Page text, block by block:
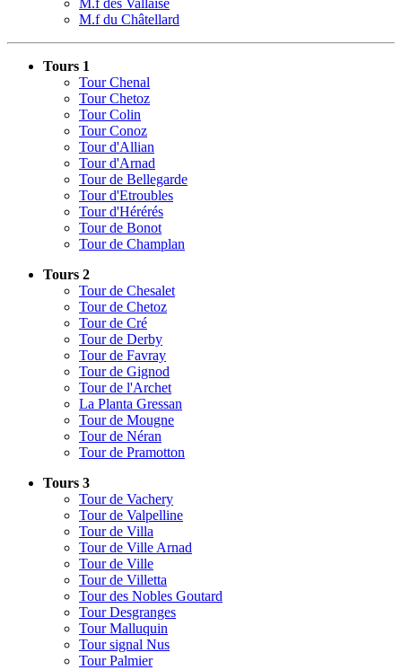
M.f des Vallaise
M.f du Châtellard
Tours 1
Tour Chenal
Tour Chetoz
Tour Colin
Tour Conoz
Tour d'Allian
Tour d'Arnad
Tour de Bellegarde
Tour d'Etroubles
Tour d'Hérérés
Tour de Bonot
Tour de Champlan
Tours 2
Tour de Chesalet
Tour de Chetoz
Tour de Cré
Tour de Derby
Tour de Favray
Tour de Gignod
Tour de l'Archet
La Planta Gressan
Tour de Mougne
Tour de Néran
Tour de Pramotton
Tours 3
Tour de Vachery
Tour de Valpelline
Tour de Villa
Tour de Ville Arnad
Tour de Ville
Tour de Villetta
Tour des Nobles Goutard
Tour Desgranges
Tour Malluquin
Tour signal Nus
Tour Palmier